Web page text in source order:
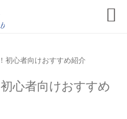

初心者向けおすすめ紹介
心者向けおすすめ